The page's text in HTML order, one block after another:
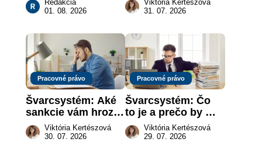
ktoré urobia prácu
Redakcia
01. 08. 2026
legálne a bez
Viktória Kertészová
31. 07. 2026
Pracovné právo
Švarcsystém: Aké
sankcie vám hrozia
a prečo nestačí
zaplatiť pokutu?
Viktória Kertészová
30. 07. 2026
Pracovné právo
Švarcsystém: Čo
to je a prečo by
vás to malo
zaujímať
Viktória Kertészová
29. 07. 2026